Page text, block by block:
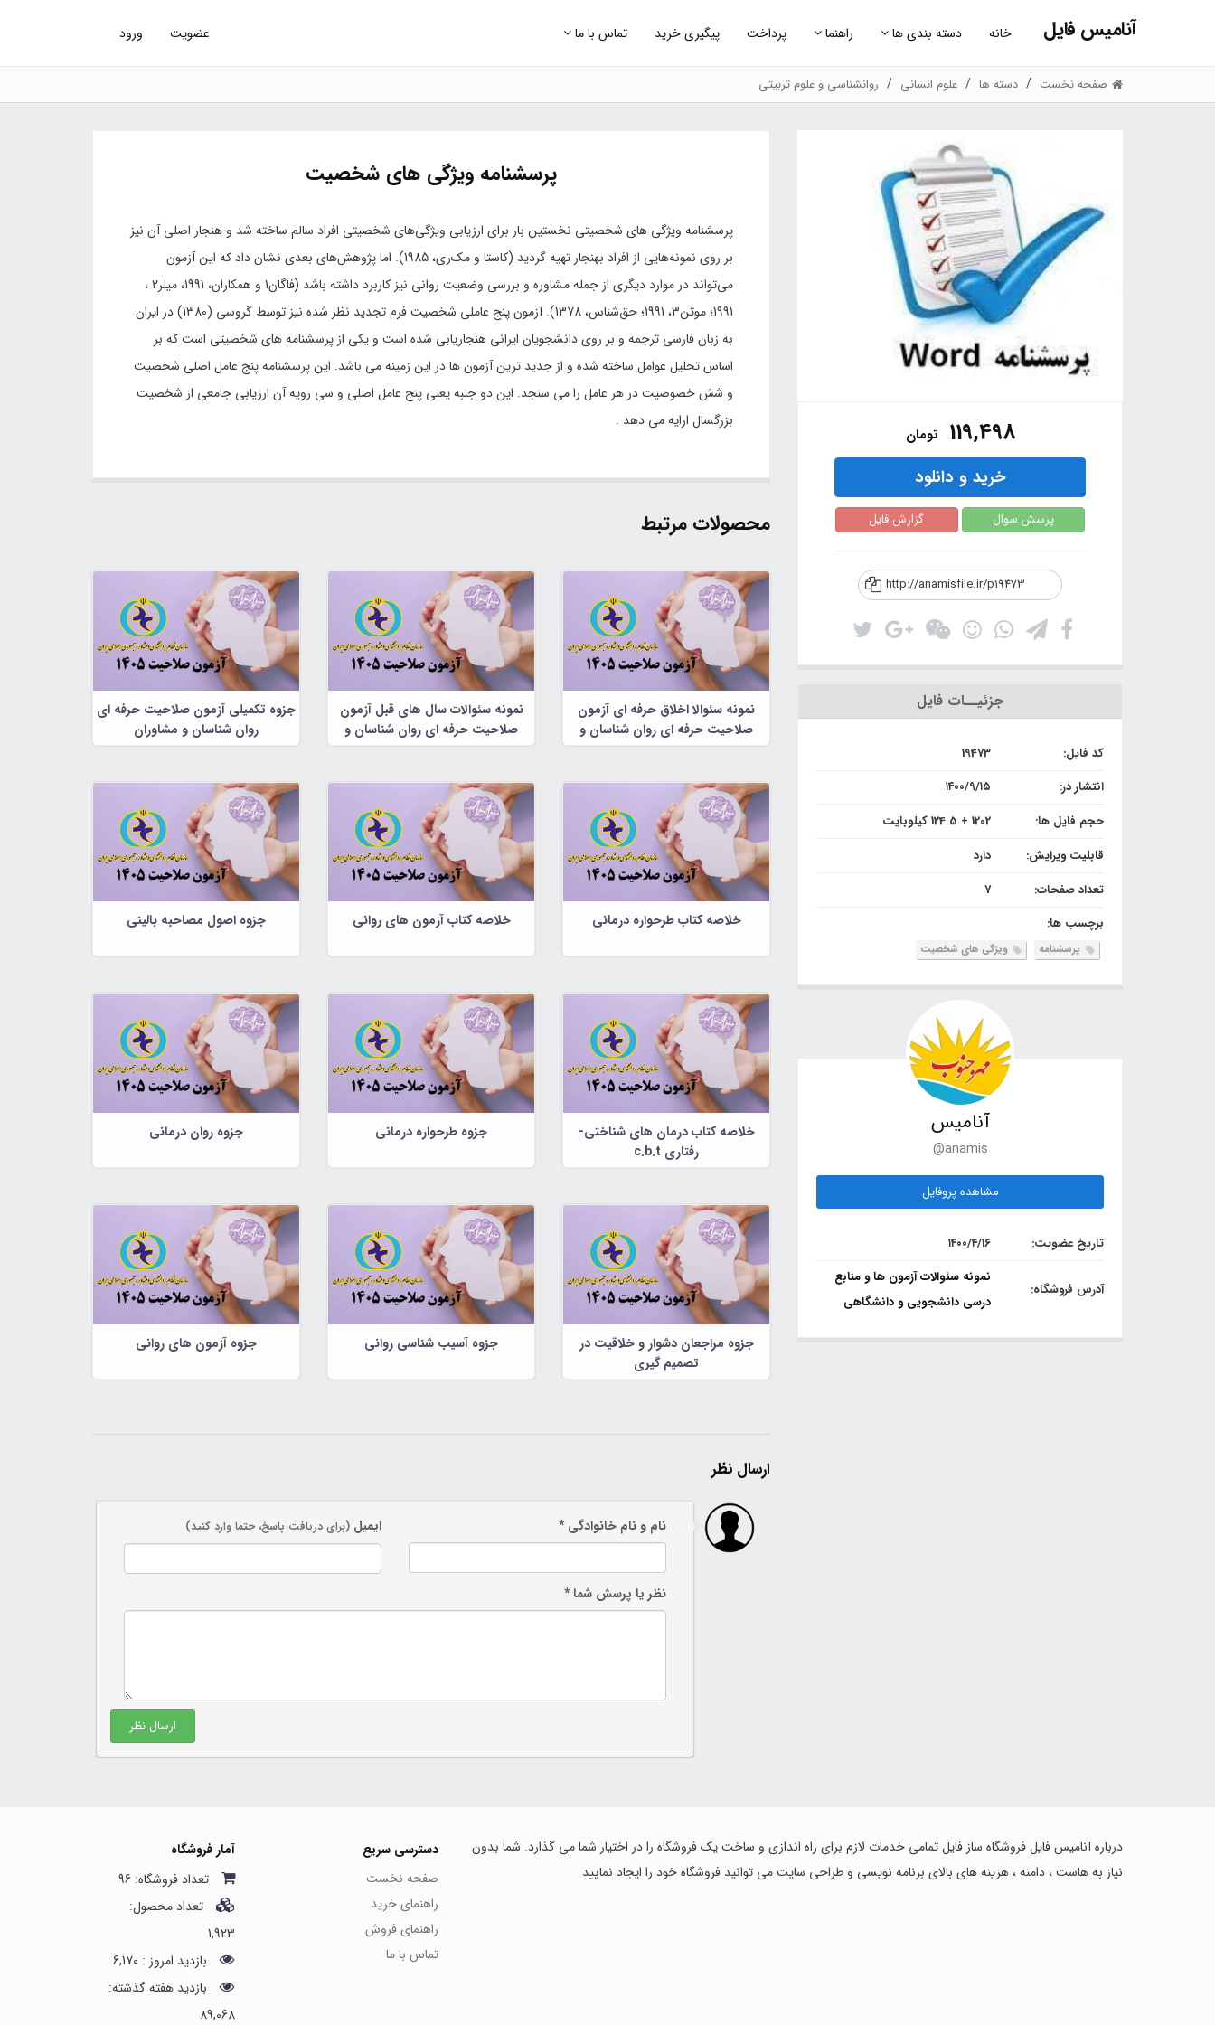
آنامیس فایل خانه دسته بندی ها راهنما پرداخت پیگیری خرید تماس با ما عضویت ورود
صفحه نخست دسته ها علوم انسانی روانشناسی و علوم تربیتی
119,498 تومان
خرید و دانلود
پرسش سوال گزارش فایل
http://anamisfile.ir/p19473
جزئیــات فایل
کد فایل:
19473
انتشار در:
۱۴۰۰/۹/۱۵
حجم فایل ها:
1202 + 124.5 کیلوبایت
قابلیت ویرایش:
دارد
تعداد صفحات:
7
برچسب ها:
پرسشنامه ویژگی های شخصیت
آنامیس
@anamis
مشاهده پروفایل
تاریخ عضویت: ۱۴۰۰/۴/۱۶
آدرس فروشگاه:
نمونه سئوالات آزمون ها و منابع
درسی دانشجویی و دانشگاهی
پرسشنامه ویژگی های شخصیت
پرسشنامه ویژگی های شخصیتی نخستین بار برای ارزیابی ویژگی‌های شخصیتی افراد سالم ساخته شد و هنجار اصلی آن نیز
بر روی نمونه‌هایی از افراد بهنجار تهیه گردید (کاستا و مک‌ری، 1985). اما پژوهش‌های بعدی نشان داد که این آزمون
می‌تواند در موارد دیگری از جمله مشاوره و بررسی وضعیت روانی نیز کاربرد داشته باشد (فاگان1 و همکاران، 1991، میلر2 ،
1991؛ موتن3، 1991؛ حق‌شناس، 1378). آزمون پنج عاملی شخصیت فرم تجدید نظر شده نیز توسط گروسی (1380) در ایران
به زبان فارسی ترجمه و بر روی دانشجویان ایرانی هنجاریابی شده است و یکی از پرسشنامه های شخصیتی است که بر
اساس تحلیل عوامل ساخته شده و از جدید ترین آزمون ها در این زمینه می باشد. این پرسشنامه پنج عامل اصلی شخصیت
و شش خصوصیت در هر عامل را می سنجد. این دو جنبه یعنی پنج عامل اصلی و سی رویه آن ارزیابی جامعی از شخصیت
بزرگسال ارایه می دهد .
محصولات مرتبط
نمونه سئوالا اخلاق حرفه ای آزمون
صلاحیت حرفه ای روان شناسان و
مشاوران
نمونه سئوالات سال های قبل آزمون
صلاحیت حرفه ای روان شناسان و
مشاوران
جزوه تکمیلی آزمون صلاحیت حرفه ای
روان شناسان و مشاوران
خلاصه کتاب طرحواره درمانی خلاصه کتاب آزمون های روانی جزوه اصول مصاحبه بالینی
خلاصه کتاب درمان های شناختی-
رفتاری c.b.t
جزوه طرحواره درمانی جزوه روان درمانی
جزوه مراجعان دشوار و خلاقیت در
تصمیم گیری
جزوه آسیب شناسی روانی جزوه آزمون های روانی
ارسال نظر
نام و نام خانوادگی * ایمیل (برای دریافت پاسخ، حتما وارد کنید)
نظر یا پرسش شما *
ارسال نظر
درباره آنامیس فایل فروشگاه ساز فایل تمامی خدمات لازم برای راه اندازی و ساخت یک فروشگاه را در اختیار شما می گذارد. شما بدون
نیاز به هاست ، دامنه ، هزینه های بالای برنامه نویسی و طراحی سایت می توانید فروشگاه خود را ایجاد نمایید
دسترسی سریع
صفحه نخست
راهنمای خرید
راهنمای فروش
تماس با ما
آمار فروشگاه
تعداد فروشگاه: 96
تعداد محصول:
1,923
بازدید امروز : 6,170
بازدید هفته گذشته:
89,068